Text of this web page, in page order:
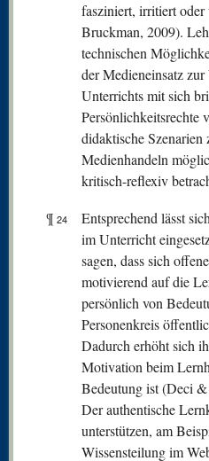
fasziniert, irritiert oder
Bruckman, 2009).
technischen
der Medieneinsatz
Unterrichts mit sich
Persönlichkeitsrechte
didaktische
Medienhandeln
kritisch-reflexiv
¶ 24 Entsprechend lässt
im Unterricht
sagen, dass sich
motivierend auf die
persönlich von
Personenkreis
Dadurch erhöht sich
Motivation beim
Bedeutung ist (Deci
Der authentische
unterstützen, am
Wissensteilung im